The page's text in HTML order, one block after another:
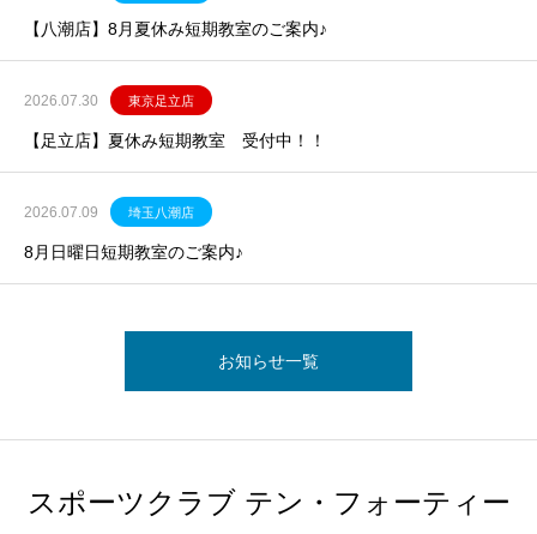
【八潮店】8月夏休み短期教室のご案内♪
2026.07.30 東京足立店
【足立店】夏休み短期教室 受付中！！
2026.07.09 埼玉八潮店
8月日曜日短期教室のご案内♪
お知らせ一覧
スポーツクラブ テン・フォーティー